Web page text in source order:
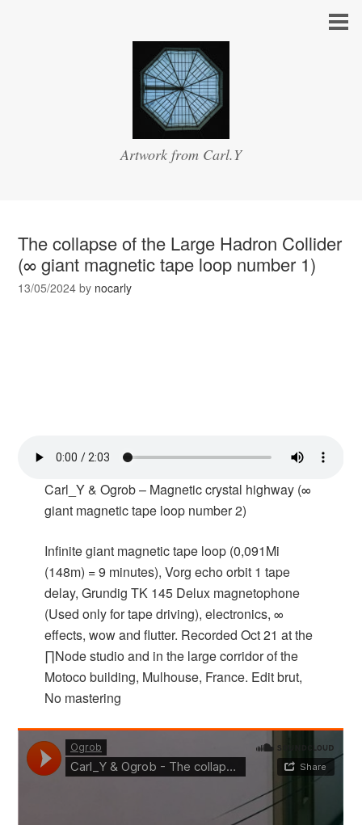
Artwork from Carl.Y
The collapse of the Large Hadron Collider
(∞ giant magnetic tape loop number 1)
13/05/2024 by nocarly
Carl_Y & Ogrob – Magnetic crystal highway (∞
giant magnetic tape loop number 2)
Infinite giant magnetic tape loop (0,091Mi
(148m) = 9 minutes), Vorg echo orbit 1 tape
delay, Grundig TK 145 Delux magnetophone
(Used only for tape driving), electronics, ∞
effects, wow and flutter. Recorded Oct 21 at the
∏Node studio and in the large corridor of the
Motoco building, Mulhouse, France. Edit brut,
No mastering